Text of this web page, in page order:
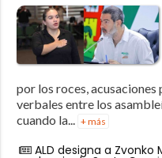
por los roces,
verbales entre los
cuando la... + más
ALD designa a